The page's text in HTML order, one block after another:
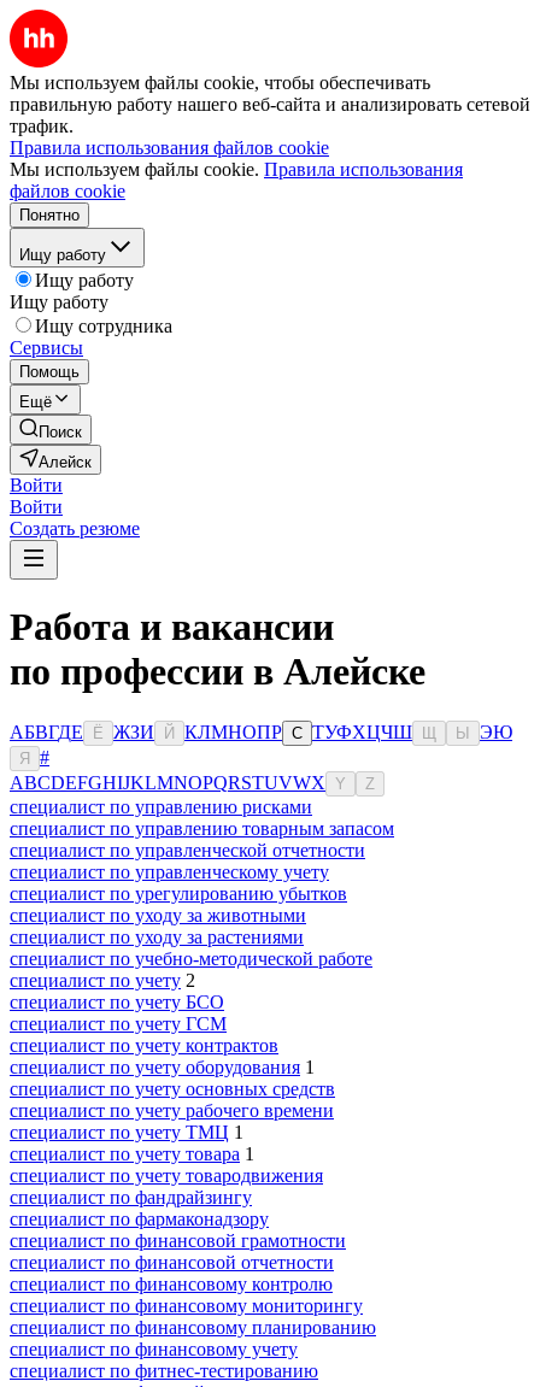
Мы используем файлы cookie, чтобы обеспечивать
правильную работу нашего веб-сайта и анализировать сетевой
трафик.
Правила использования файлов cookie
Мы используем файлы cookie. Правила использования
файлов cookie
Понятно
Ищу работу
Ищу работу
Ищу работу
Ищу сотрудника
Сервисы
Помощь
Ещё
Поиск
Алейск
Войти
Войти
Создать резюме
Работа и вакансии
по профессии в Алейске
АБВГДЕ Ё ЖЗИ Й КЛМНОПР С ТУФХЦЧШ Ы ЭЮ
Я
#
ABCDEFGHIJKLMNOPQRSTUVWX Y Z
специалист по управлению рисками
специалист по управлению товарным запасом
специалист по управленческой отчетности
специалист по управленческому учету
специалист по урегулированию убытков
специалист по уходу за животными
специалист по уходу за растениями
специалист по учебно-методической работе
специалист по учету 2
специалист по учету БСО
специалист по учету ГСМ
специалист по учету контрактов
специалист по учету оборудования 1
специалист по учету основных средств
специалист по учету рабочего времени
специалист по учету ТМЦ 1
специалист по учету товара 1
специалист по учету товародвижения
специалист по фандрайзингу
специалист по фармаконадзору
специалист по финансовой грамотности
специалист по финансовой отчетности
специалист по финансовому контролю
специалист по финансовому мониторингу
специалист по финансовому планированию
специалист по финансовому учету
специалист по фитнес-тестированию